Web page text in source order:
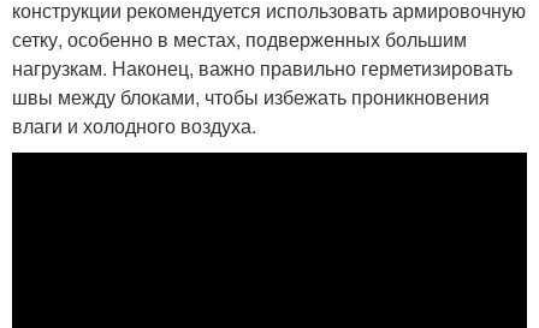
конструкции рекомендуется использовать армировочную
сетку, особенно в местах, подверженных большим
нагрузкам. Наконец, важно правильно герметизировать
швы между блоками, чтобы избежать проникновения
влаги и холодного воздуха.